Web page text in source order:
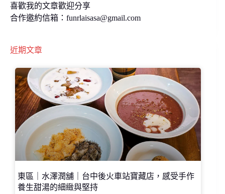
喜歡我的文章歡迎分享
合作邀約信箱： funrlaisasa@gmail.com
近期文章
東區｜水澤潤舖｜台中後火車站寶藏店，感受手作
養生甜湯的細緻與堅持